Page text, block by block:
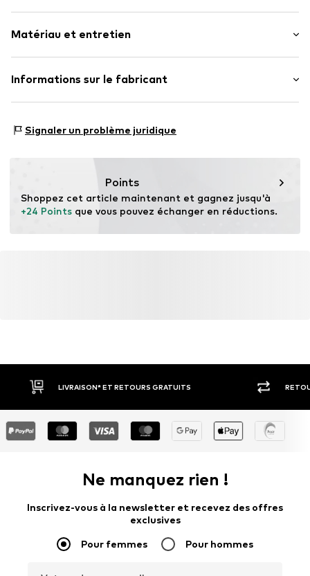
Col roulé
Col côtelé
Doux au toucher
Longueur : Longueur normale
Coupe : Coupe étroite
Grille de tailles
Matériau et entretien
Matériau : 46% Laine, 25% Polyamid (Nylon®), 23%
Pays d'origine : Bangladesh
Informations sur le fabricant
22457 Hamburg
Signaler un problème juridique
Points
+24 Points que vous pouvez échanger en réductions.
LIVRAISON* ET RETOURS GRATUITS
Ne manquez rien !
Inscrivez-vous à la newsletter et recevez des offres
exclusives
Pour femmes Pour hommes